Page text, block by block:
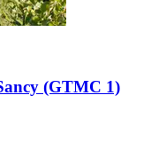
(GTMC 1)